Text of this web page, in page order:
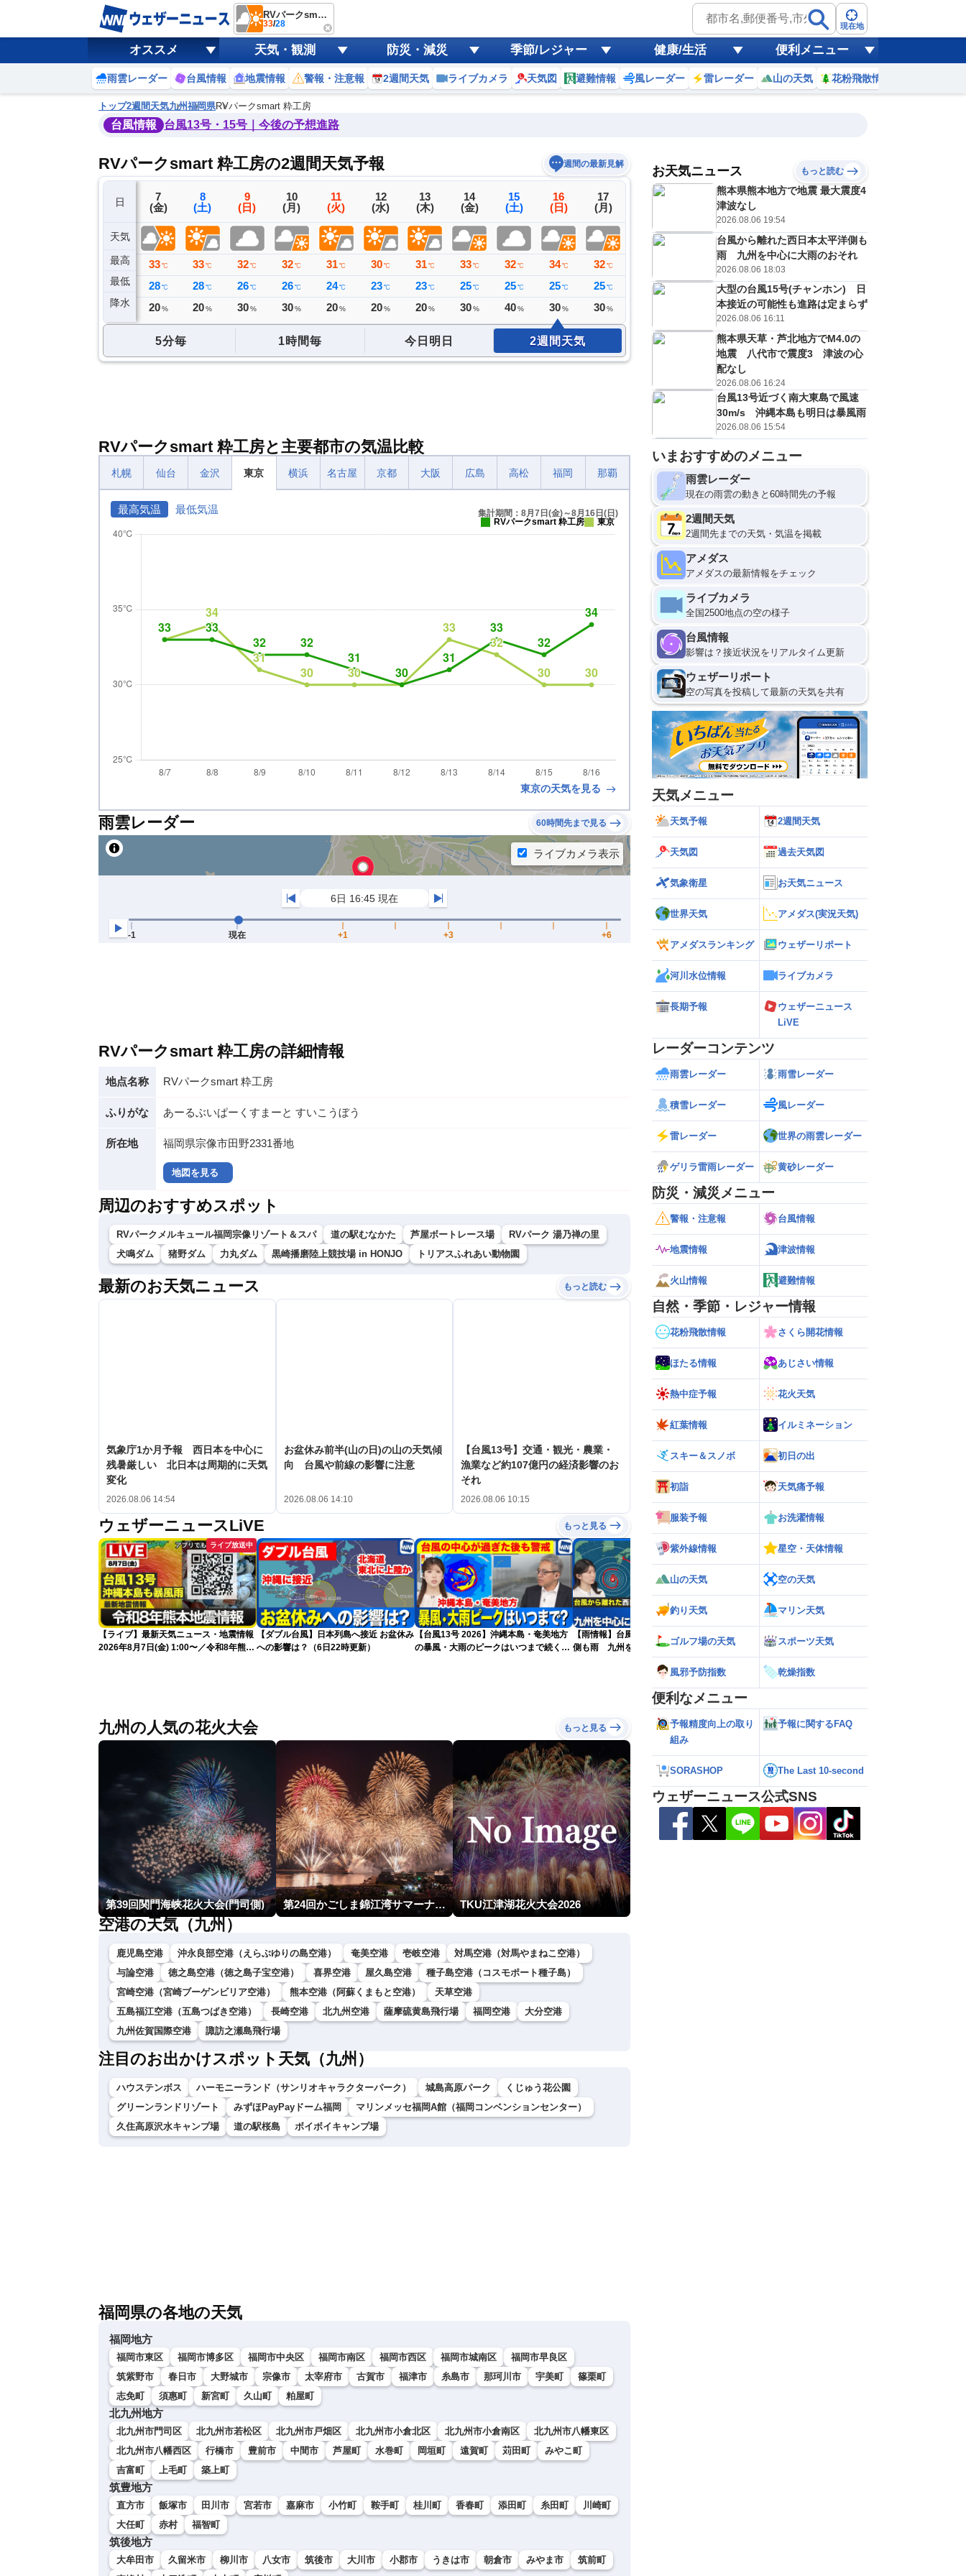
RVパークsmart 粋工房
33/28 現在地
オススメ 天気・観測 防災・減災 季節/レジャー 健康/生活 便利メニュー
雨雲レーダー 台風情報 地震情報 警報・注意報 2週間天気 ライブカメラ 天気図 避難情報 風レーダー 雷レーダー 山の天気 花粉飛散情報
トップ2週間天気九州福岡県RVパークsmart 粋工房
台風情報 台風13号・15号｜今後の予想進路
RVパークsmart 粋工房の2週間天気予報 週間の最新見解
日
天気
最高
最低
降水
6
(木)
36℃
26℃
ミリ
7
(金)
33 ℃
28 ℃
20 %
8
(土)
33 ℃
28 ℃
20 %
9
(日)
32 ℃
26 ℃
30 %
10
(月)
32 ℃
26 ℃
30 %
11
(火)
31℃
24℃
20%
12
(水)
30℃
23℃
20%
13
(木)
31℃
23℃
20%
14
(金)
33℃
25℃
30%
15
(土)
32 ℃
25 ℃
40 %
16
(日)
34 ℃
25 ℃
30 %
17
(月)
32 ℃
25 ℃
30 %
18
℃ 24
20
(木)
C
31 ℃
25℃
10%
21
D
32℃
25℃
20%
B
C
低
5分毎 1時間毎 今日明日 2週間天気
RVパークsmart 粋工房と主要都市の気温比較
札幌 仙台 金沢 東京 横浜 名古屋 京都 大阪 広島 高松 福岡 那覇
最高気温 最低気温
集計期間：8月7日(金)～8月16日(日)
RVパークsmart 粋工房
東京
東京の天気を見る
雨雲レーダー 60時間先まで見る
RVパークsmart 粋工房の詳細情報
地点名称 RVパークsmart 粋工房
ふりがな あーるぶいぱーくすまーと すいこうぼう
所在地 福岡県宗像市田野2331番地
地図を見る
周辺のおすすめスポット
RVパークメルキュール福岡宗像リゾート＆スパ 道の駅むなかた 芦屋ボートレース場
RVパーク 湯乃禅の里
犬鳴ダム
猪野ダム 力丸ダム 黒崎播磨陸上競技場 in HONJO トリアスふれあい動物園
最新のお天気ニュース もっと読む
気象庁1か月予報 西日本を中心に
残暑厳しい 北日本は周期的に天気
変化
2026.08.06 14:54
お盆休み前半(山の日)の山の天気傾
向 台風や前線の影響に注意
2026.08.06 14:10
【台風13号】交通・観光・農業・
漁業など約107億円の経済影響のお
それ
2026.08.06 10:15
ウェザーニュースLiVE もっと見る
ライブ放送中
【ライブ】最新天気ニュース・地震情報
2026年8月7日(金) 1:00〜／令和8年熊本
【ダブル台風】日本列島へ接近 お盆休み
への影響は？（6日22時更新）
【台風13号 2026】沖縄本島・奄美地方
の暴風・大雨のピークはいつまで続く？
【雨情報】台風から離れた西日本太平洋
側も雨 九州を中心に大雨のおそれ
【熊本八代で39℃観測】被災地・熊本へ
台風による雨風の影響は？
九州の人気の花火大会 もっと見る
第39回関門海峡花火大会(門司側) 第24回かごしま錦江湾サマーナイト大花火大会 TKU江津湖花火大会2026
空港の天気（九州）
鹿児島空港 沖永良部空港（えらぶゆりの島空港） 奄美空港 壱岐空港
対馬空港（対馬やまねこ空港）
与論空港
徳之島空港（徳之島子宝空港） 喜界空港 屋久島空港
種子島空港（コスモポート種子島）
宮崎空港（宮崎ブーゲンビリア空港）
熊本空港（阿蘇くまもと空港）
天草空港
五島福江空港（五島つばき空港）
長崎空港 北九州空港 薩摩硫黄島飛行場 福岡空港
大分空港
九州佐賀国際空港
諏訪之瀬島飛行場
注目のお出かけスポット天気（九州）
ハウステンボス ハーモニーランド（サンリオキャラクターパーク） 城島高原パーク
くじゅう花公園
グリーンランドリゾート
みずほPayPayドーム福岡
マリンメッセ福岡A館（福岡コンベンションセンター）
久住高原沢水キャンプ場
道の駅桜島 ボイボイキャンプ場
福岡県の各地の天気
福岡地方
福岡市東区 福岡市博多区 福岡市中央区 福岡市南区 福岡市西区 福岡市城南区
福岡市早良区
筑紫野市
春日市 大野城市 宗像市 太宰府市 古賀市 福津市 糸島市 那珂川市 宇美町
篠栗町
志免町
須惠町 新宮町 久山町 粕屋町
北九州地方
北九州市門司区 北九州市若松区 北九州市戸畑区 北九州市小倉北区 北九州市小倉南区
北九州市八幡東区
北九州市八幡西区
行橋市 豊前市 中間市 芦屋町 水巻町 岡垣町 遠賀町 苅田町
みやこ町
吉富町
上毛町 築上町
筑豊地方
直方市 飯塚市 田川市 宮若市 嘉麻市 小竹町 鞍手町 桂川町 香春町 添田町 糸田町
川崎町
大任町
赤村 福智町
筑後地方
大牟田市 久留米市 柳川市 八女市 筑後市 大川市 小郡市 うきは市 朝倉市 みやま市
筑前町
お天気ニュース もっと読む
熊本県熊本地方で地震 最大震度4
津波なし
2026.08.06 19:54
台風から離れた西日本太平洋側も
雨 九州を中心に大雨のおそれ
2026.08.06 18:03
大型の台風15号(チャンホン) 日
本接近の可能性も進路は定まらず
2026.08.06 16:11
熊本県天草・芦北地方でM4.0の
地震 八代市で震度3 津波の心
配なし
2026.08.06 16:24
台風13号近づく南大東島で風速
30m/s 沖縄本島も明日は暴風雨
2026.08.06 15:54
いまおすすめのメニュー
雨雲レーダー
現在の雨雲の動きと60時間先の予報
2週間天気
2週間先までの天気・気温を掲載
アメダス
アメダスの最新情報をチェック
ライブカメラ
全国2500地点の空の様子
台風情報
影響は？接近状況をリアルタイム更新
ウェザーリポート
空の写真を投稿して最新の天気を共有
天気メニュー
天気予報 2週間天気
天気図 過去天気図
気象衛星 お天気ニュース
世界天気 アメダス(実況天気)
アメダスランキング ウェザーリポート
河川水位情報 ライブカメラ
長期予報
ウェザーニュース
LiVE
レーダーコンテンツ
雨雲レーダー 雨雪レーダー
積雪レーダー 風レーダー
雷レーダー 世界の雨雲レーダー
ゲリラ雷雨レーダー 黄砂レーダー
防災・減災メニュー
警報・注意報 台風情報
地震情報 津波情報
火山情報 避難情報
自然・季節・レジャー情報
花粉飛散情報 さくら開花情報
ほたる情報 あじさい情報
熱中症予報 花火天気
紅葉情報 イルミネーション
スキー＆スノボ 初日の出
初詣 天気痛予報
服装予報 お洗濯情報
紫外線情報 星空・天体情報
山の天気 空の天気
釣り天気 マリン天気
ゴルフ場の天気 スポーツ天気
風邪予防指数 乾燥指数
便利なメニュー
予報精度向上の取り
組み
予報に関するFAQ
SORASHOP The Last 10-second
ウェザーニュース公式SNS